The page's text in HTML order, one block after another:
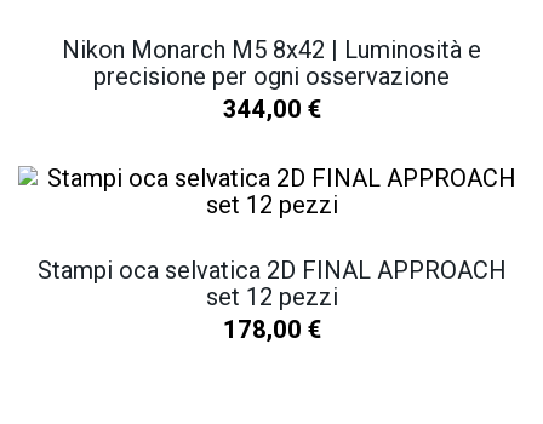
Nikon Monarch M5 8x42 | Luminosità e
precisione per ogni osservazione
344,00 €
Stampi oca selvatica 2D FINAL APPROACH
set 12 pezzi
178,00 €